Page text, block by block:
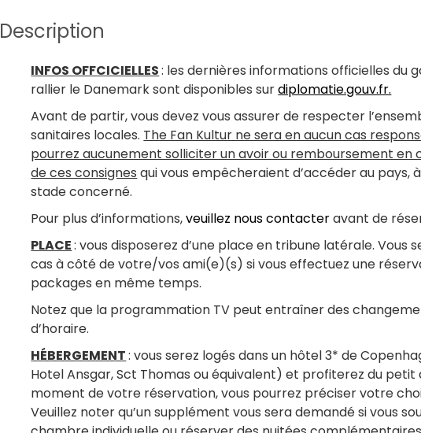
Description
INFOS OFFCICIELLES: les dernières informations officielles du
rallier le Danemark sont disponibles surdiplomatie.gouv.fr.
Avant de partir, vous devez vous assurer de respecter
sanitaires locales. The Fan Kultur ne sera en aucun cas
pourrez aucunement solliciter un avoir ou remboursement en
de ces consignes qui vous empêcheraient d’accéder au pays,
stade concerné.
Pour plus d’informations,veuillez nous contacteravant de
PLACE: vous disposerez d’une place en tribune latérale. Vous
cas à côté de votre/vos ami(e)(s) si vous effectuez une
packages en même temps.
Notez que la programmation TV peut entraîner des
d’horaire.
HÉBERGEMENT: vous serez logés dans un hôtel 3* de
Hotel Ansgar, Sct Thomas ou équivalent) et profiterez du petit
moment de votre réservation, vous pourrez préciser votre
Veuillez noter qu’un supplément vous sera demandé si vous